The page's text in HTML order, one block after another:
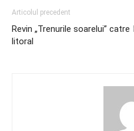
Articolul precedent
Revin „Trenurile soarelui” catre
litoral